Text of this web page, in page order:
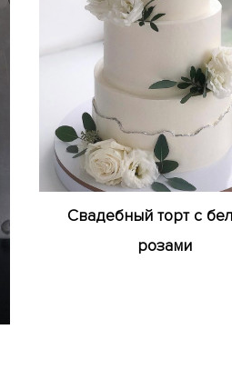
Свадебный торт с
розами